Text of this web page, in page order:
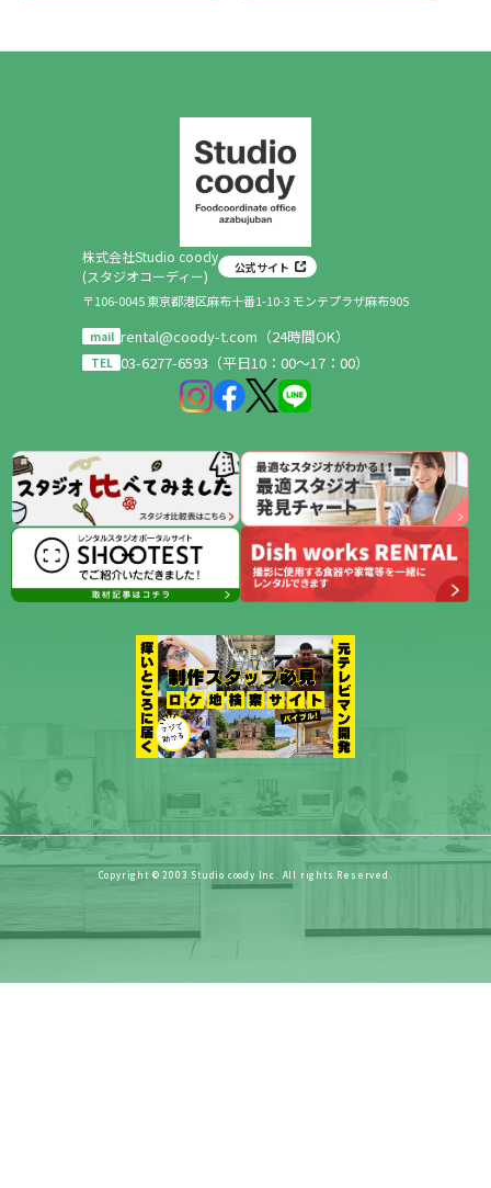
株式会社Studio coody
(スタジオコーディー)
公式サイト
〒106-0045 東京都港区麻布十番1-10-3 モンテプラザ麻布905
mail rental@coody-t.com（24時間OK）
TEL 03-6277-6593（平日10：00～17：00）
Copyright © 2003 Studio coody Inc. All rights Reserved.